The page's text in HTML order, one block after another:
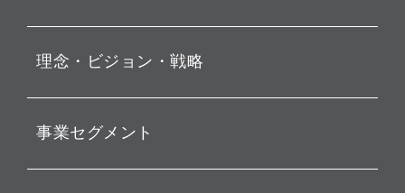
お知らせ
動画配信
理念・ビジョン・戦略
経営理念
ビジョン
事業セグメント